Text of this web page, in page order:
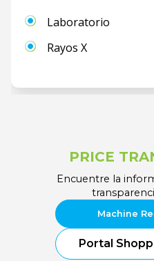
Laboratorio
Rayos X
PRICE
Encuentre la
Machine
Portal